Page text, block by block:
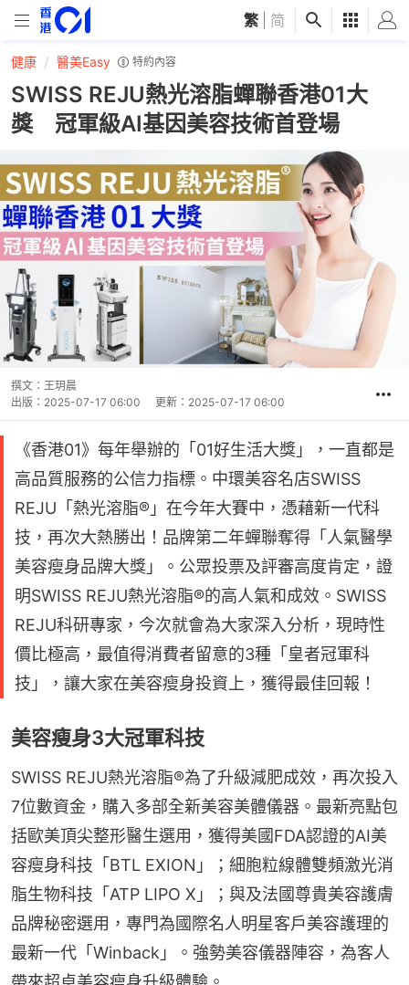
繁 简
健康 醫美Easy 特約內容
SWISS REJU熱光溶脂蟬聯香港01大
獎 冠軍級AI基因美容技術首登場
撰文： 王玥晨
出版： 2025-07-17 06:00 更新： 2025-07-17 06:00
《香港01》每年舉辦的「01好生活大獎」，一直都是
高品質服務的公信力指標。中環美容名店SWISS
REJU「熱光溶脂®」在今年大賽中，憑藉新一代科
技，再次大熱勝出！品牌第二年蟬聯奪得「人氣醫學
美容瘦身品牌大獎」。公眾投票及評審高度肯定，證
明SWISS REJU熱光溶脂®的高人氣和成效。SWISS
REJU科研專家，今次就會為大家深入分析，現時性
價比極高，最值得消費者留意的3種「皇者冠軍科
技」，讓大家在美容瘦身投資上，獲得最佳回報！
美容瘦身3大冠軍科技
SWISS REJU熱光溶脂®為了升級減肥成效，再次投入
7位數資金，購入多部全新美容美體儀器。最新亮點包
括歐美頂尖整形醫生選用，獲得美國FDA認證的AI美
容瘦身科技「BTL EXION」；細胞粒線體雙頻激光消
脂生物科技「ATP LIPO X」；與及法國尊貴美容護膚
品牌秘密選用，專門為國際名人明星客戶美容護理的
最新一代「Winback」。強勢美容儀器陣容，為客人